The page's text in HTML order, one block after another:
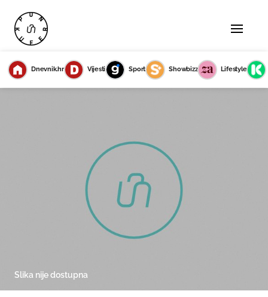
Dnevnik.hr Vijesti Sport Showbizz Lifestyle
Slika nije dostupna